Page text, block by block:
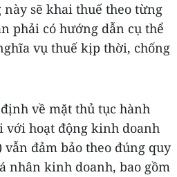
sẽ khai thuế theo từng
phải có hướng dẫn cụ thể
vụ thuế kịp thời, chống
về mặt thủ tục hành
với hoạt động kinh doanh
đảm bảo theo đúng quy
nhân kinh doanh, bao gồm